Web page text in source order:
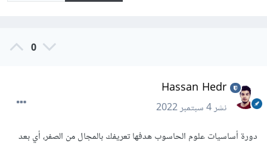
0
Hassan Hedr
نشر4 سبتمبر 2022
دورة أساسيات علوم الحاسوب هدفها تعريفك بالمجال من الصفر، أي بعد